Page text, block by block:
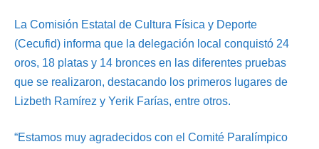
La Comisión Estatal de Cultura Física y Deporte
(Cecufid) informa que la delegación local conquistó 24
oros, 18 platas y 14 bronces en las diferentes pruebas
que se realizaron, destacando los primeros lugares de
Lizbeth Ramírez y Yerik Farías, entre otros.
“Estamos muy agradecidos con el Comité Paralímpico